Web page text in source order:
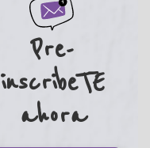
Pre-
inscribeTE
ahora